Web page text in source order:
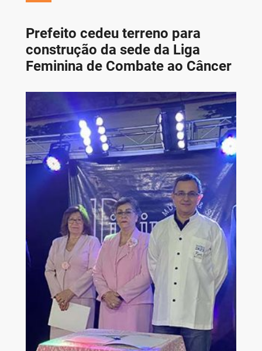
Prefeito cedeu terreno para
construção da sede da Liga
Feminina de Combate ao Câncer